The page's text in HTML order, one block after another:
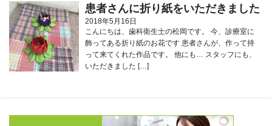
患者さんに折り紙をいただきました
2018年5月16日
こんにちは、歯科衛生士の松岡です。 今、診療室に
飾ってある折り紙のお花です 患者さんが、作って持
って来てくれた作品です。 他にも… スタッフにも、
いただきました […]